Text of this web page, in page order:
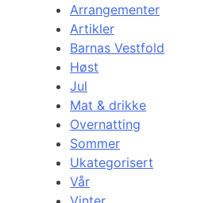
Arrangementer
Artikler
Barnas Vestfold
Høst
Jul
Mat & drikke
Overnatting
Sommer
Ukategorisert
Vår